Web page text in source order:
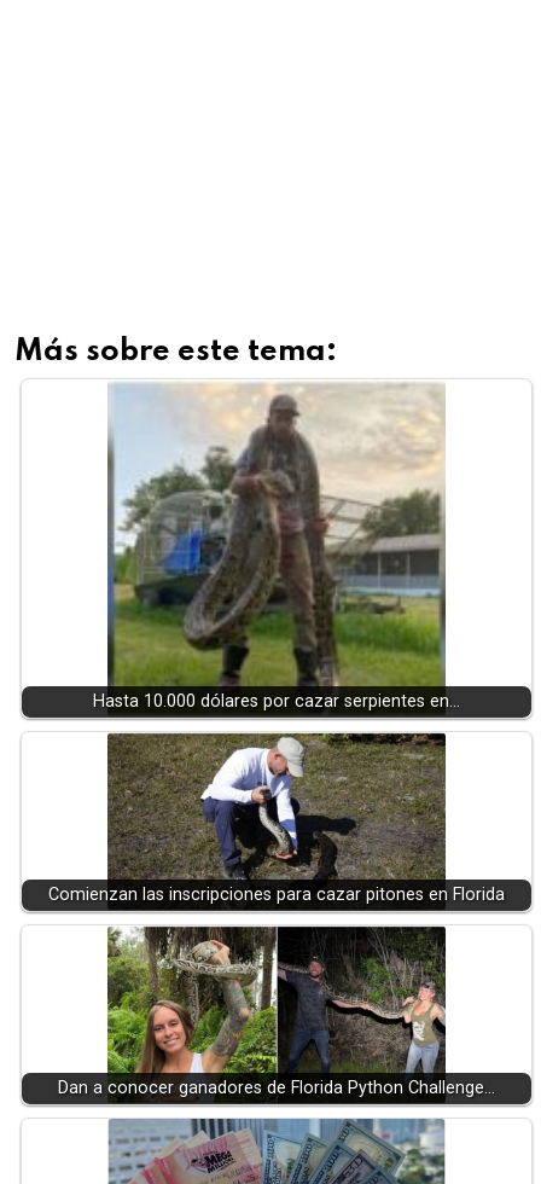
Más sobre este tema:
Hasta 10.000 dólares por cazar serpientes en…
Comienzan las inscripciones para cazar pitones en Florida
Dan a conocer ganadores de Florida Python Challenge…